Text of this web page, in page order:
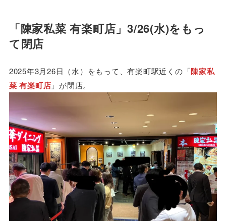
「陳家私菜 有楽町店」3/26(水)をもっ
て閉店
2025年3月26日（水）をもって、有楽町駅近くの「陳家私
菜 有楽町店 」が閉店。